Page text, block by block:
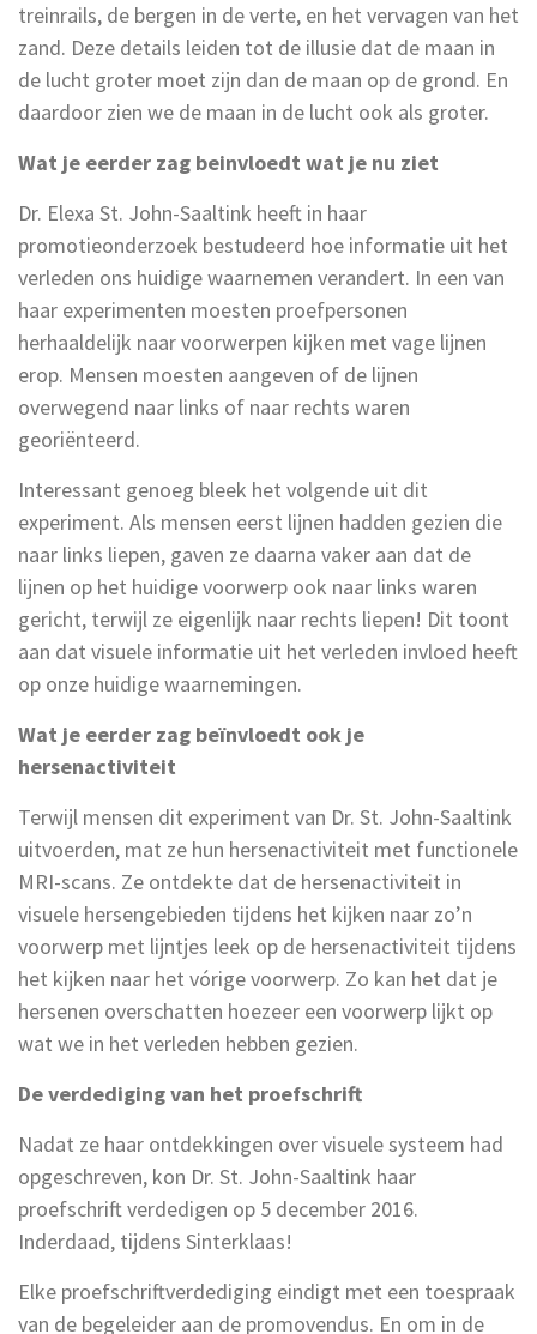
treinrails, de bergen in de verte, en het vervagen van het
zand. Deze details leiden tot de illusie dat de maan in
de lucht groter moet zijn dan de maan op de grond. En
daardoor zien we de maan in de lucht ook als groter.
Wat je eerder zag beinvloedt wat je nu ziet
Dr. Elexa St. John-Saaltink heeft in haar
promotieonderzoek bestudeerd hoe informatie uit het
verleden ons huidige waarnemen verandert. In een van
haar experimenten moesten proefpersonen
herhaaldelijk naar voorwerpen kijken met vage lijnen
erop. Mensen moesten aangeven of de lijnen
overwegend naar links of naar rechts waren
georiënteerd.
Interessant genoeg bleek het volgende uit dit
experiment. Als mensen eerst lijnen hadden gezien die
naar links liepen, gaven ze daarna vaker aan dat de
lijnen op het huidige voorwerp ook naar links waren
gericht, terwijl ze eigenlijk naar rechts liepen! Dit toont
aan dat visuele informatie uit het verleden invloed heeft
op onze huidige waarnemingen.
Wat je eerder zag beïnvloedt ook je
hersenactiviteit
Terwijl mensen dit experiment van Dr. St. John-Saaltink
uitvoerden, mat ze hun hersenactiviteit met functionele
MRI-scans. Ze ontdekte dat de hersenactiviteit in
visuele hersengebieden tijdens het kijken naar zo’n
voorwerp met lijntjes leek op de hersenactiviteit tijdens
het kijken naar het vórige voorwerp. Zo kan het dat je
hersenen overschatten hoezeer een voorwerp lijkt op
wat we in het verleden hebben gezien.
De verdediging van het proefschrift
Nadat ze haar ontdekkingen over visuele systeem had
opgeschreven, kon Dr. St. John-Saaltink haar
proefschrift verdedigen op 5 december 2016.
Inderdaad, tijdens Sinterklaas!
Elke proefschriftverdediging eindigt met een toespraak
van de begeleider aan de promovendus. En om in de